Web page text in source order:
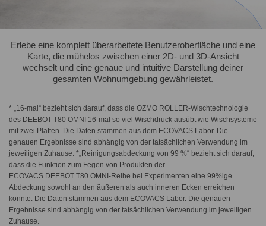
Erlebe eine komplett überarbeitete Benutzeroberfläche und eine
Karte, die mühelos zwischen einer 2D- und 3D-Ansicht
wechselt und eine genaue und intuitive Darstellung deiner
gesamten Wohnumgebung gewährleistet.
* „16-mal“ bezieht sich darauf, dass die OZMO ROLLER-Wischtechnologie
des DEEBOT T80 OMNI 16-mal so viel Wischdruck ausübt wie Wischsysteme
mit zwei Platten. Die Daten stammen aus dem ECOVACS Labor. Die
genauen Ergebnisse sind abhängig von der tatsächlichen Verwendung im
jeweiligen Zuhause. *„Reinigungsabdeckung von 99 %“ bezieht sich darauf,
dass die Funktion zum Fegen von Produkten der
ECOVACS DEEBOT T80 OMNI-Reihe bei Experimenten eine 99%ige
Abdeckung sowohl an den äußeren als auch inneren Ecken erreichen
konnte. Die Daten stammen aus dem ECOVACS Labor. Die genauen
Ergebnisse sind abhängig von der tatsächlichen Verwendung im jeweiligen
Zuhause.